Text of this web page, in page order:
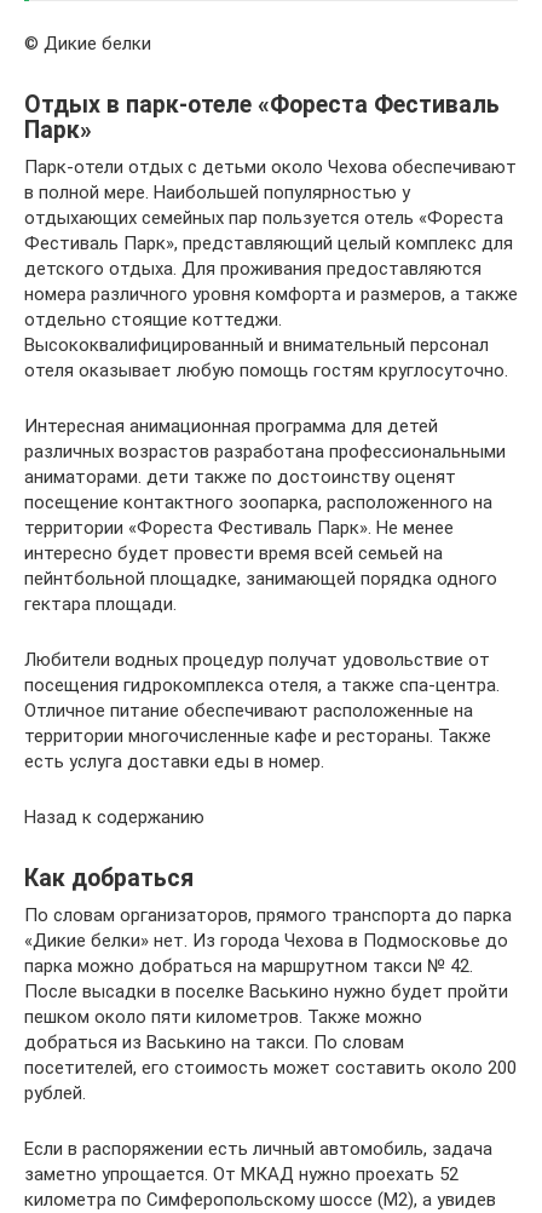
© Дикие белки
Отдых в парк-отеле «Фореста Фестиваль
Парк»
Парк-отели отдых с детьми около Чехова обеспечивают
в полной мере. Наибольшей популярностью у
отдыхающих семейных пар пользуется отель «Фореста
Фестиваль Парк», представляющий целый комплекс для
детского отдыха. Для проживания предоставляются
номера различного уровня комфорта и размеров, а также
отдельно стоящие коттеджи.
Высококвалифицированный и внимательный персонал
отеля оказывает любую помощь гостям круглосуточно.
Интересная анимационная программа для детей
различных возрастов разработана профессиональными
аниматорами. дети также по достоинству оценят
посещение контактного зоопарка, расположенного на
территории «Фореста Фестиваль Парк». Не менее
интересно будет провести время всей семьей на
пейнтбольной площадке, занимающей порядка одного
гектара площади.
Любители водных процедур получат удовольствие от
посещения гидрокомплекса отеля, а также спа-центра.
Отличное питание обеспечивают расположенные на
территории многочисленные кафе и рестораны. Также
есть услуга доставки еды в номер.
Назад к содержанию
Как добраться
По словам организаторов, прямого транспорта до парка
«Дикие белки» нет. Из города Чехова в Подмосковье до
парка можно добраться на маршрутном такси № 42.
После высадки в поселке Васькино нужно будет пройти
пешком около пяти километров. Также можно
добраться из Васькино на такси. По словам
посетителей, его стоимость может составить около 200
рублей.
Если в распоряжении есть личный автомобиль, задача
заметно упрощается. От МКАД нужно проехать 52
километра по Симферопольскому шоссе (М2), а увидев